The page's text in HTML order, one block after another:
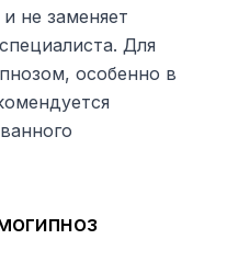
не заменяет
Для
особенно в